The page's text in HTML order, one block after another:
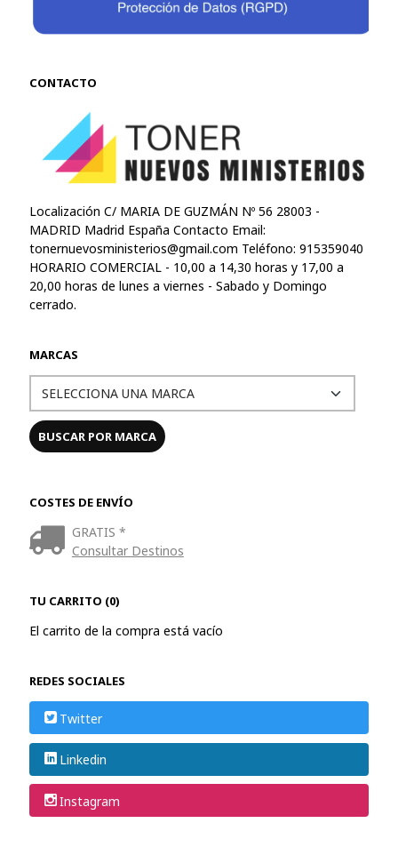
CONTACTO
Localización C/ MARIA DE GUZMÁN Nº 56 28003 -
MADRID Madrid España Contacto Email:
tonernuevosministerios@gmail.com Teléfono: 915359040
HORARIO COMERCIAL - 10,00 a 14,30 horas y 17,00 a
20,00 horas de lunes a viernes - Sabado y Domingo
cerrado.
MARCAS
COSTES DE ENVÍO
GRATIS *
Consultar Destinos
TU CARRITO (0)
El carrito de la compra está vacío
REDES SOCIALES
Twitter
Linkedin
Instagram